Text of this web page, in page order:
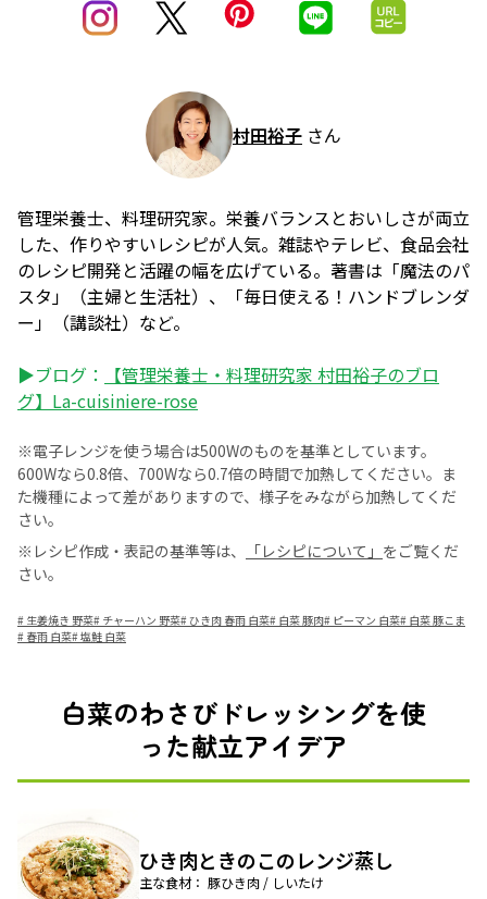
村田裕子 さん
管理栄養士、料理研究家。栄養バランスとおいしさが両立
した、作りやすいレシピが人気。雑誌やテレビ、食品会社
のレシピ開発と活躍の幅を広げている。著書は「魔法のパ
スタ」（主婦と生活社）、「毎日使える！ハンドブレンダ
ー」（講談社）など。
▶ブログ：
【管理栄養士・料理研究家 村田裕子のブロ
グ】La-cuisiniere-rose
※電子レンジを使う場合は500Wのものを基準としています。
600Wなら0.8倍、700Wなら0.7倍の時間で加熱してください。ま
た機種によって差がありますので、様子をみながら加熱してくだ
さい。
※レシピ作成・表記の基準等は、
「レシピについて」 をご覧くだ
さい。
# 生姜焼き 野菜# チャーハン 野菜# ひき肉 春雨 白菜# 白菜 豚肉# ピーマン 白菜# 白菜 豚こま
# 春雨 白菜#塩鮭 白菜
白菜のわさびドレッシングを使
った献立アイデア
ひき肉ときのこのレンジ蒸し
主な食材： 豚ひき肉 / しいたけ